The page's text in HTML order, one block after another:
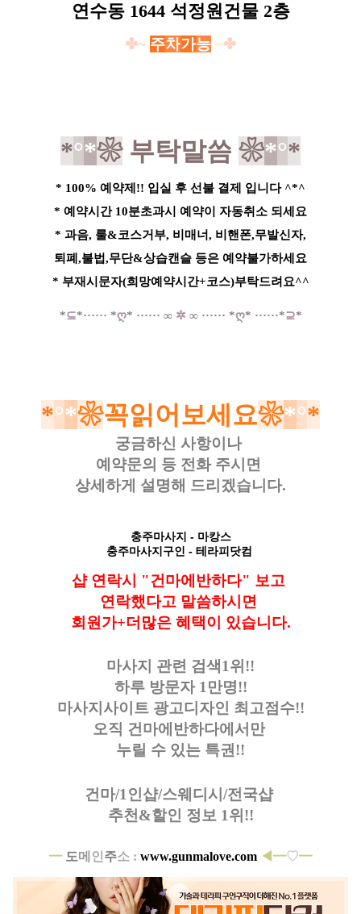
연수동 1644 석정원건물 2층
✤~ 주차가능 ~✤
*°*❀부탁말씀 ❀*°*
* 100% 예약제!! 입실 후 선불 결제 입니다 ^*^
* 예약시간 10분초과시 예약이 자동취소 되세요
* 과음, 룰&코스거부, 비매너, 비핸폰,무발신자,
퇴폐,불법,무단&상습캔슬 등은 예약불가하세요
* 부재시문자(희망예약시간+코스)부탁드려요^^
*⊆*······ *ღ* ······ ∞ ✲ ∞ ······ *ღ* ······*⊇*
*°*❀꼭읽어보세요❀*°*
궁금하신 사항이나
예약문의 등 전화 주시면
상세하게 설명해 드리겠습니다.
충주마사지 - 마캉스
충주마사지구인 - 테라피닷컴
샵 연락시 "건마에반하다" 보고
연락했다고 말씀하시면
회원가+더많은 혜택이 있습니다.
마사지 관련 검색1위!!
하루 방문자 1만명!!
마사지사이트 광고디자인 최고점수!!
오직 건마에반하다에서만
누릴 수 있는 특권!!
건마/1인샵/스웨디시/전국샵
추천&할인 정보 1위!!
━ 도메 인 주소 : www.gunmalove.com ◀ ━♡━